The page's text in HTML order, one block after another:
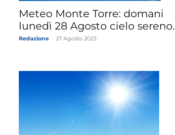
Weather
Meteo Monte Torre: domani
lunedì 28 Agosto cielo sereno.
Redazione 27 Agosto 2023